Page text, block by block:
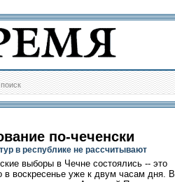
поиск
по-чеченски
в республике не рассчитывают
выборы в Чечне состоялись -- это
в воскресенье уже к двум часам дня. В